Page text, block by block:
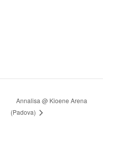
Annalisa @ Kioene Arena
(Padova)